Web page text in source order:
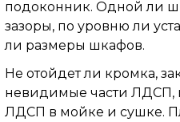
подоконник. Одной ли
зазоры, по уровню ли
ли размеры шкафов.
Не отойдет ли кромка,
невидимые части ЛДСП,
ЛДСП в мойке и сушке.